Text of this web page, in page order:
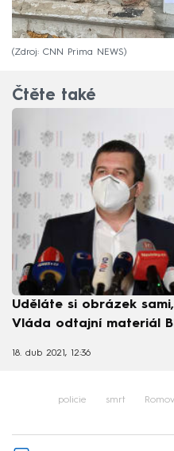
Zdroj: CNN Prima NEWS
Čtěte také
Uděláte si obrázek
Vláda odtajní materiál
18. dub 2021, 12:36
policie smrt